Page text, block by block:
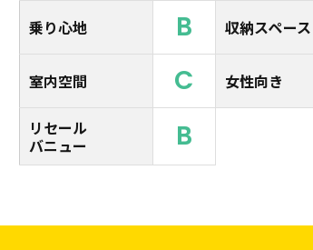
乗り心地 B 収納スペース
室内空間 C 女性向き
リセール
バニュー
B